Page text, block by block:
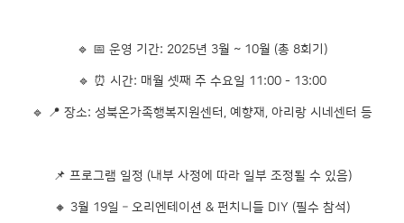
🔹 📅 운영 기간: 2025년 3월 ~ 10월 (총 8회기)
🔹 ⏰ 시간: 매월 셋째 주 수요일 11:00 - 13:00
🔹 📍 장소: 성북온가족행복지원센터, 예향재, 아리랑 시네센터 등
📌 프로그램 일정 (내부 사정에 따라 일부 조정될 수 있음)
🔸 3월 19일 – 오리엔테이션 & 펀치니들 DIY (필수 참석)